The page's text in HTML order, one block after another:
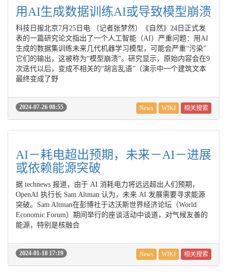
用AI生成数据训练AI或导致模型崩溃
科技日报北京7月25日电 （记者张梦然）《自然》24日正式发
表的一篇研究论文指出了一个人工智能（AI）严重问题：用AI
生成的数据集训练未来几代机器学习模型，可能会严重“污染”
它们的输出，这被称为“模型崩溃”。研究显示，原始内容会在9
次迭代以后，变成不相关的“胡言乱语”（演示中一个建筑文本
最终变成了野
2024-07-26 08:55 News WIKI 相关搜索
AI－耗电超出预期，未来－AI－进展
或依赖能源突破
据 technews 报道，由于 AI 消耗电力将远远超出人们预期，
OpenAI 执行长 Sam Altman 认为，未来 AI 发展需要寻求能源
突破。Sam Altman在彭博社于达沃斯世界经济论坛（World
Economic Forum）期间举行的座谈活动中谈道，对气候友善的
能源，特别是核融合
2024-01-18 17:19 News WIKI 相关搜索